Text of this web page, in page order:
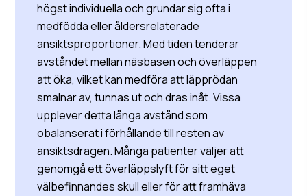
högst individuella och grundar sig ofta i
medfödda eller åldersrelaterade
ansiktsproportioner. Med tiden tenderar
avståndet mellan näsbasen och överläppen
att öka, vilket kan medföra att läpprödan
smalnar av, tunnas ut och dras inåt. Vissa
upplever detta långa avstånd som
obalanserat i förhållande till resten av
ansiktsdragen. Många patienter väljer att
genomgå ett överläppslyft för sitt eget
välbefinnandes skull eller för att framhäva